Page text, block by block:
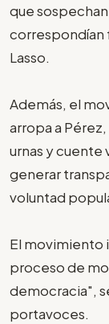
que
correspondían
Lasso.
Además, el
arropa a
urnas y cuente
generar
voluntad
El movimiento
proceso de
democracia",
portavoces.